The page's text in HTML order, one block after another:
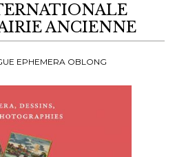
ANCIENNE
EPHEMERA OBLONG